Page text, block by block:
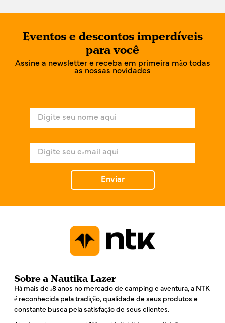
Eventos e descontos imperdíveis
para você
Assine a newsletter e receba em primeira mão todas
as nossas novidades
e
*
Enviar
Sobre a Nautika Lazer
Há mais de 48 anos no mercado de camping e aventura, a NTK
é reconhecida pela tradição, qualidade de seus produtos e
constante busca pela satisfação de seus clientes.